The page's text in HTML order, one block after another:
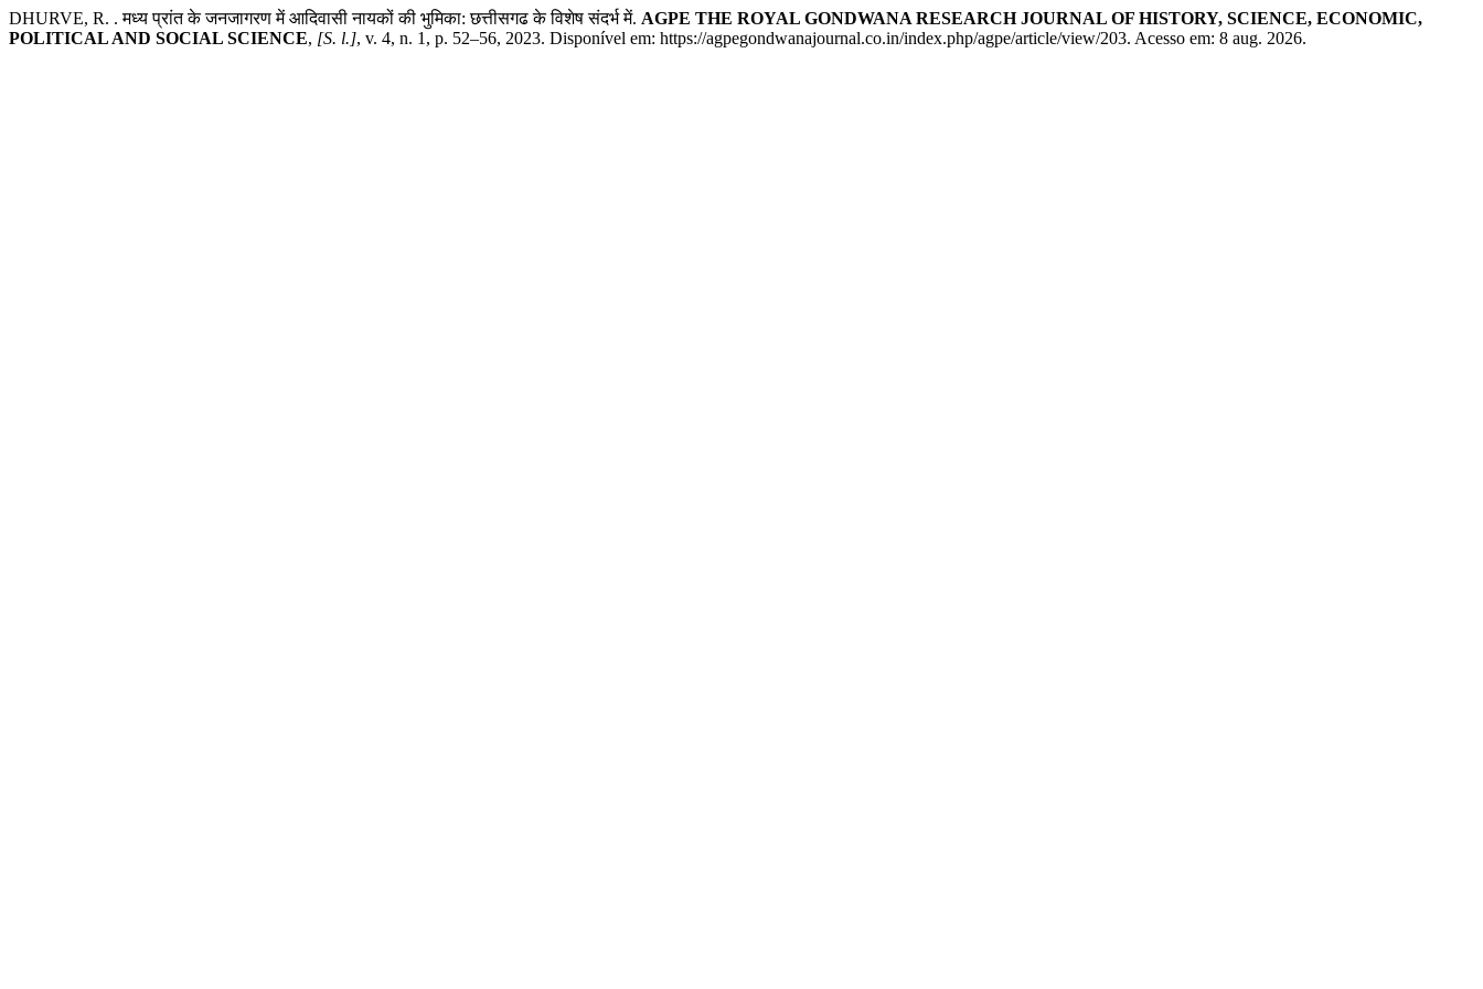
DHURVE, R. . मध्य प्रांत के जनजागरण में आदिवासी नायकों की भुमिका: छत्तीसगढ के विशेष संदर्भ में. AGPE THE ROYAL GONDWANA RESEARCH JOURNAL OF HISTORY, SCIENCE, ECONOMIC,
POLITICAL AND SOCIAL SCIENCE, [S. l.], v. 4, n. 1, p. 52–56, 2023. Disponível em: https://agpegondwanajournal.co.in/index.php/agpe/article/view/203. Acesso em: 8 aug. 2026.